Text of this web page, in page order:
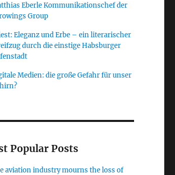
Eberle Kommunikationschef der
Group
Eleganz und Erbe – ein literarischer
durch die einstige Habsburger
Medien: die große Gefahr für unser
Popular Posts
aviation industry mourns the loss of